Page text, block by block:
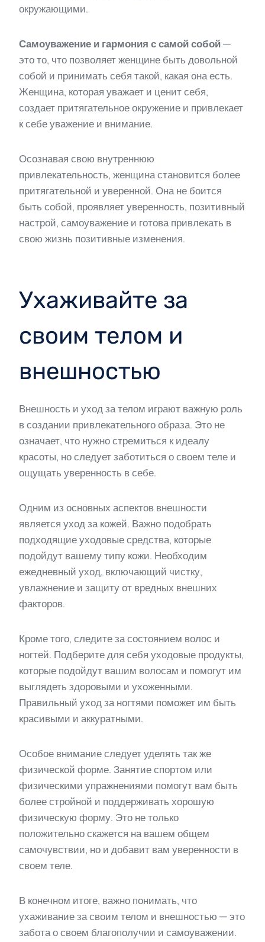
окружающими.
Самоуважение и гармония с самой собой —
это то, что позволяет женщине быть довольной
собой и принимать себя такой, какая она есть.
Женщина, которая уважает и ценит себя,
создает притягательное окружение и привлекает
к себе уважение и внимание.
Осознавая свою внутреннюю
привлекательность, женщина становится более
притягательной и уверенной. Она не боится
быть собой, проявляет уверенность, позитивный
настрой, самоуважение и готова привлекать в
свою жизнь позитивные изменения.
Ухаживайте за
своим телом и
внешностью
Внешность и уход за телом играют важную роль
в создании привлекательного образа. Это не
означает, что нужно стремиться к идеалу
красоты, но следует заботиться о своем теле и
ощущать уверенность в себе.
Одним из основных аспектов внешности
является уход за кожей. Важно подобрать
подходящие уходовые средства, которые
подойдут вашему типу кожи. Необходим
ежедневный уход, включающий чистку,
увлажнение и защиту от вредных внешних
факторов.
Кроме того, следите за состоянием волос и
ногтей. Подберите для себя уходовые продукты,
которые подойдут вашим волосам и помогут им
выглядеть здоровыми и ухоженными.
Правильный уход за ногтями поможет им быть
красивыми и аккуратными.
Особое внимание следует уделять так же
физической форме. Занятие спортом или
физическими упражнениями помогут вам быть
более стройной и поддерживать хорошую
физическую форму. Это не только
положительно скажется на вашем общем
самочувствии, но и добавит вам уверенности в
своем теле.
В конечном итоге, важно понимать, что
ухаживание за своим телом и внешностью — это
забота о своем благополучии и самоуважении.